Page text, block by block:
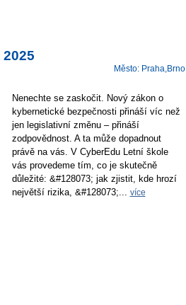
Město: Praha,Brno
Nenechte se zaskočit. Nový zákon o
kybernetické bezpečnosti přináší víc než
jen legislativní změnu – přináší
zodpovědnost. A ta může dopadnout
právě na vás. V CyberEdu Letní škole
vás provedeme tím, co je skutečně
důležité: &#128073; jak zjistit, kde hrozí
největší rizika, &#128073;... více